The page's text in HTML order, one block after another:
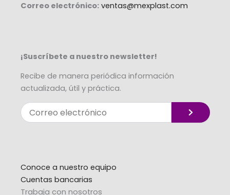
Correo electrónico: ventas@mexplast.com
¡Suscríbete a nuestro newsletter!
Recibe de manera periódica información
actualizada, útil y práctica.
Correo
electrónico
Enviar
Conoce a nuestro equipo
Cuentas bancarias
Trabaja con nosotros